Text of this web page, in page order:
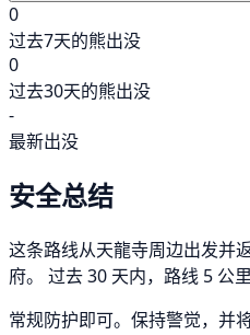
0
过去7天的熊出没
0
过去30天的熊出没
-
最新出没
安全总结
这条路线从天龍寺周边出发并
府。 过去 30 天内，路线 5 公
常规防护即可。保持警觉，并